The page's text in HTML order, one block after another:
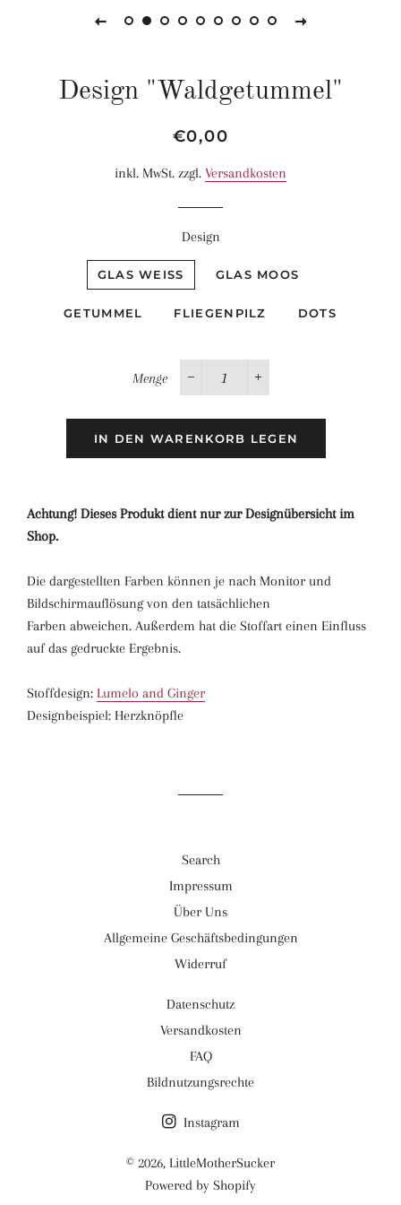
Design "Waldgetummel"
Normaler
Sonderpreis
€0,00
inkl. MwSt. zzgl. Versandkosten
Design
GLAS WEISS GLAS MOOS
GETUMMEL FLIEGENPILZ DOTS
Menge
−
+
IN DEN WARENKORB LEGEN
Achtung! Dieses Produkt dient nur zur Designübersicht im
Shop.
Die dargestellten Farben können je nach Monitor und
Bildschirmauflösung von den tatsächlichen
Farben abweichen. Außerdem hat die Stoffart einen Einfluss
auf das gedruckte Ergebnis.
Stoffdesign: Lumelo and Ginger
Designbeispiel: Herzknöpfle
Search
Impressum
Über Uns
Allgemeine Geschäftsbedingungen
Widerruf
Datenschutz
Versandkosten
FAQ
Bildnutzungsrechte
Instagram
© 2026, LittleMotherSucker
Powered by Shopify